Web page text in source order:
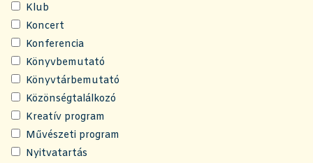
Klub
Koncert
Konferencia
Könyvbemutató
Könyvtárbemutató
Közönségtalálkozó
Kreatív program
Művészeti program
Nyitvatartás